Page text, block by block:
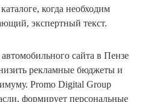
когда необходим
экспертный текст.
сайта в Пензе
рекламные бюджеты и
Promo Digital Group
формирует персональные